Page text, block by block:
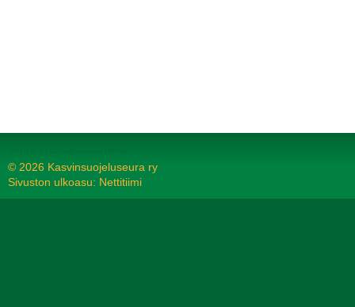
© 2026 Kasvinsuojeluseura ry
Sivuston ulkoasu: Nettitiimi